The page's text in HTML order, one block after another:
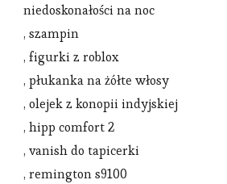
niedoskonałości na noc
, szampin
, figurki z roblox
, płukanka na żółte włosy
, olejek z konopii indyjskiej
, hipp comfort 2
, vanish do tapicerki
, remington s9100